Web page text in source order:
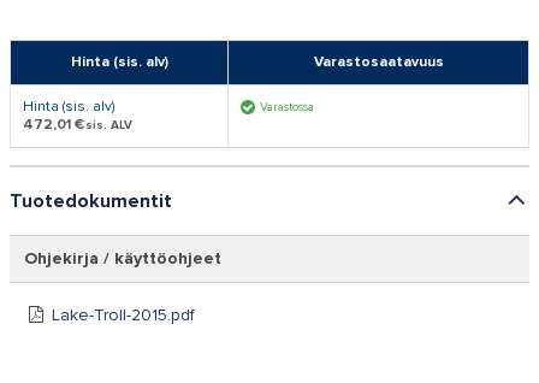
Hinta (sis. alv) Varastosaatavuus
Hinta (sis. alv)
472,01 €sis. ALV
Varastossa
Tuotedokumentit
Ohjekirja / käyttöohjeet
Lake-Troll-2015.pdf